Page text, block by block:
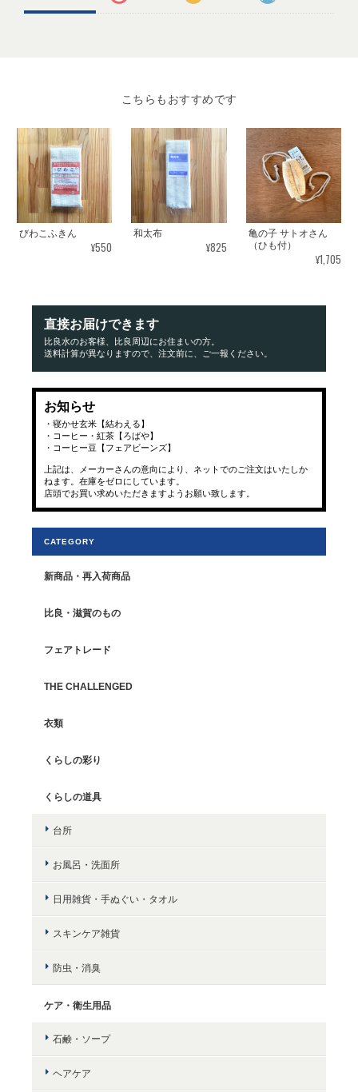
こちらもおすすめです
びわこふきん
¥550
和太布
¥825
亀の子 サトオさん
（ひも付）
¥1,705
直接お届けできます
比良水のお客様、比良周辺にお住まいの方。
送料計算が異なりますので、注文前に、ご一報ください。
お知らせ
・寝かせ玄米【結わえる】
・コーヒー・紅茶【ろばや】
・コーヒー豆【フェアビーンズ】
上記は、メーカーさんの意向により、ネットでのご注文はいたしか
ねます。在庫をゼロにしています。
店頭でお買い求めいただきますようお願い致します。
CATEGORY
新商品・再入荷商品
比良・滋賀のもの
フェアトレード
THE CHALLENGED
衣類
くらしの彩り
くらしの道具
台所
お風呂・洗面所
日用雑貨・手ぬぐい・タオル
スキンケア雑貨
防虫・消臭
ケア・衛生用品
石鹸・ソープ
ヘアケア